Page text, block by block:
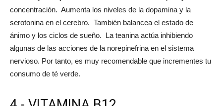
concentración. Aumenta los niveles de la dopamina y la
serotonina en el cerebro. También balancea el estado de
ánimo y los ciclos de sueño. La teanina actúa inhibiendo
algunas de las acciones de la norepinefrina en el sistema
nervioso. Por tanto, es muy recomendable que incrementes tu
consumo de té verde.